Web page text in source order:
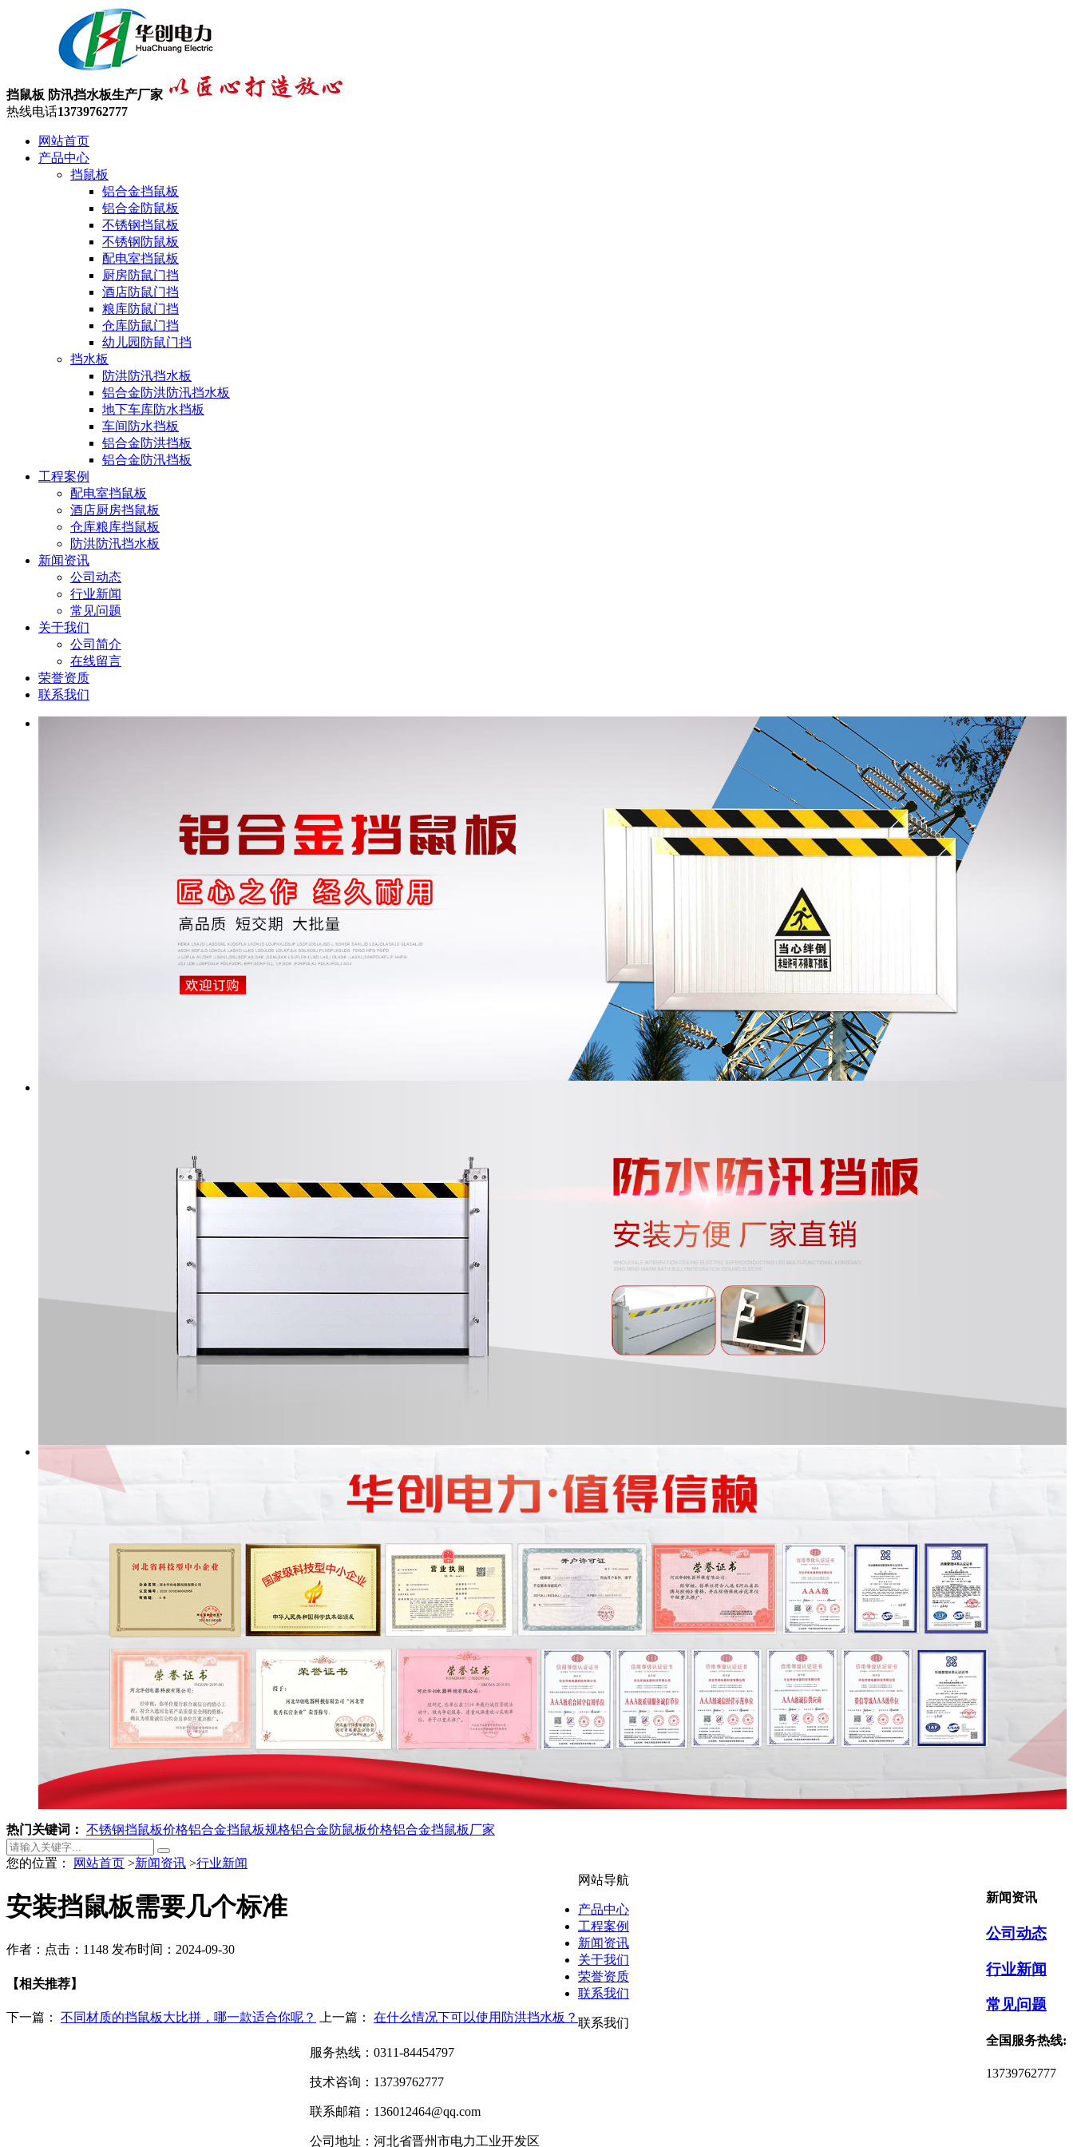
挡鼠板 防汛挡水板生产厂家
热线电话13739762777
网站首页
产品中心
挡鼠板
铝合金挡鼠板
铝合金防鼠板
不锈钢挡鼠板
不锈钢防鼠板
配电室挡鼠板
厨房防鼠门挡
酒店防鼠门挡
粮库防鼠门挡
仓库防鼠门挡
幼儿园防鼠门挡
挡水板
防洪防汛挡水板
铝合金防洪防汛挡水板
地下车库防水挡板
车间防水挡板
铝合金防洪挡板
铝合金防汛挡板
工程案例
配电室挡鼠板
酒店厨房挡鼠板
仓库粮库挡鼠板
防洪防汛挡水板
新闻资讯
公司动态
行业新闻
常见问题
关于我们
公司简介
在线留言
荣誉资质
联系我们
热门关键词： 不锈钢挡鼠板价格铝合金挡鼠板规格铝合金防鼠板价格铝合金挡鼠板厂家
您的位置： 网站首页 >新闻资讯 >行业新闻
新闻资讯
公司动态
行业新闻
常见问题
全国服务热线:
13739762777
安装挡鼠板需要几个标准
作者： 点击：1148 发布时间：2024-09-30
【相关推荐】
下一篇： 不同材质的挡鼠板大比拼，哪一款适合你呢？ 上一篇： 在什么情况下可以使用防洪挡水板？
网站导航
产品中心
工程案例
新闻资讯
关于我们
荣誉资质
联系我们
联系我们
服务热线：0311-84454797
技术咨询：13739762777
联系邮箱：136012464@qq.com
公司地址：河北省晋州市电力工业开发区